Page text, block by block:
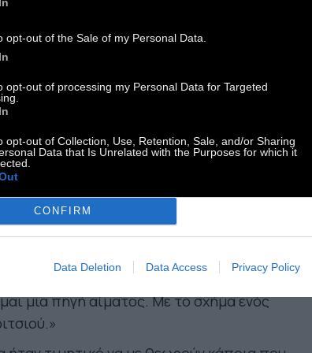
opt-out of the Sale of my Personal Data.
opt-out of processing my Personal Data for Targeted
opt-out of Collection, Use, Retention, Sale, and/or Sharing
Data that Is Unrelated with the Purposes for which it
CONFIRM
Data Deletion Data Access Privacy Policy
έναν άνθρωπο που είναι τόσο εμμονικός με τη
του μυαλού μου, κάθε στιγμή, υπάρχει
μια μελωδία»
είναι σαν μια γιορτή του οξυγόνου.»
πολύς χρόνος για να γίνεις αυτό που
ότι είμαι μάλλον περισσότερο
να με καταλαβαίνουν.»
μια πηγή αίματος. Με το σχήμα ενός